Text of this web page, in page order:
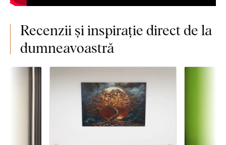
Recenzii și inspirație direct de la
dumneavoastră